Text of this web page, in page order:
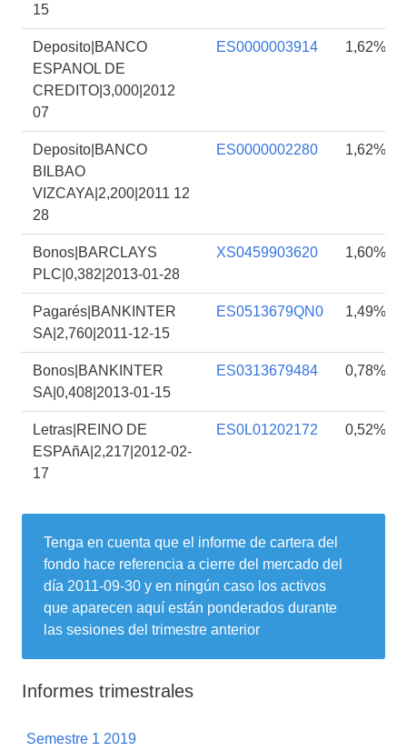
15
Deposito|BANCO
ESPANOL DE
CREDITO|3,000|2012
07
ES0000003914 1,62%
Deposito|BANCO
BILBAO
VIZCAYA|2,200|2011 12
28
ES0000002280 1,62%
Bonos|BARCLAYS
PLC|0,382|2013-01-28
XS0459903620 1,60%
Pagarés|BANKINTER
SA|2,760|2011-12-15
ES0513679QN0 1,49%
Bonos|BANKINTER
SA|0,408|2013-01-15
ES0313679484 0,78%
Letras|REINO DE
ESPAñA|2,217|2012-02-
17
ES0L01202172 0,52%
Tenga en cuenta que el informe de cartera del
fondo hace referencia a cierre del mercado del
día 2011-09-30 y en ningún caso los activos
que aparecen aquí están ponderados durante
las sesiones del trimestre anterior
Informes trimestrales
Semestre 1 2019